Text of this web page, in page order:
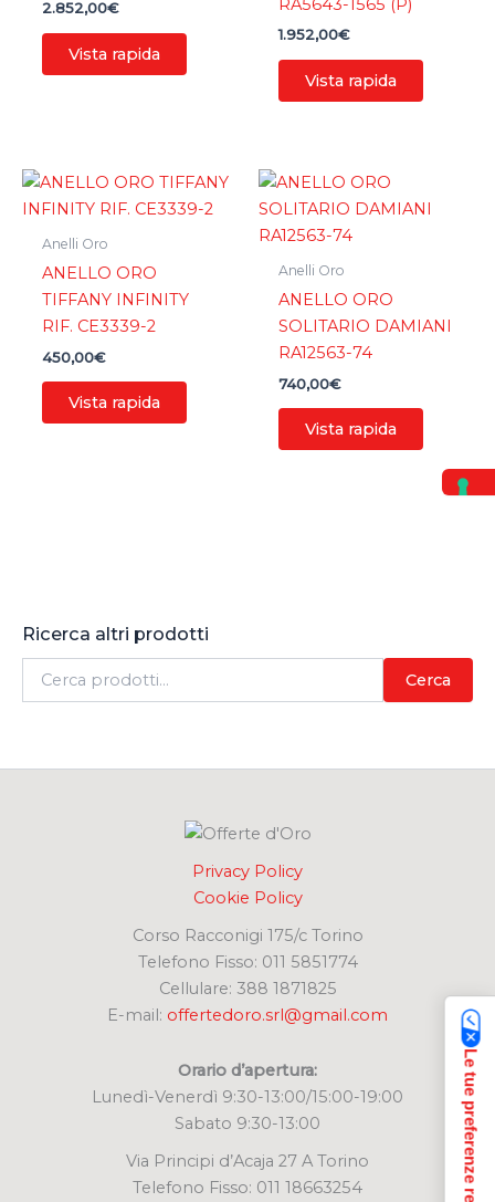
Ricerca altri prodotti
Cerca
2.852,00€
Vista rapida
RA5643-1565 (P)
1.952,00€
Vista rapida
Anelli Oro
ANELLO ORO
TIFFANY INFINITY
RIF. CE3339-2
450,00€
Vista rapida
Anelli Oro
ANELLO ORO
SOLITARIO DAMIANI
RA12563-74
740,00€
Vista rapida
Privacy Policy
Cookie Policy
Corso Racconigi 175/c Torino
Telefono Fisso: 011 5851774
Cellulare: 388 1871825
E-mail: offertedoro.srl@gmail.com
Orario d’apertura:
Lunedì-Venerdì 9:30-13:00/15:00-19:00
Sabato 9:30-13:00
Via Principi d’Acaja 27 A Torino
Telefono Fisso: 011 18663254